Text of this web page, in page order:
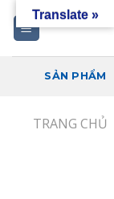
SẢN PHẨM
TRANG CHỦ
Translate »